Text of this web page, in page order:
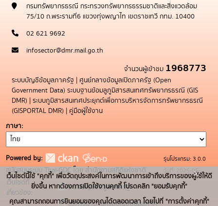
กรมทรัพยากรธรณี กระทรวงทรัพยากรธรรมชาติและสิ่งแวดล้อม
75/10 ถ.พระรามที่6 แขวงทุ่งพญาไท เขตราชเทวี กทม. 10400
02 621 9692
infosector@dmr.mail.go.th
จำนวนผู้เข้าชม 1968773
ระบบบัญชีข้อมูลภาครัฐ | ศูนย์กลางข้อมูลเปิดภาครัฐ (Open
Government Data) ระบบฐานข้อมลูภูมิสารสนเทศทรัพยากรธรณี (GIS
DMR) | ระบบภูมิสารสนเทศประยุกต์เพื่อการบริหารจัดการทรัพยากรธรณี
(GISPORTAL DMR) | คู่มือผู้ใช้งาน
ภาษา
Powered by:
สนับสนุนระบบ Thai-GDC โดย สำนักงานสถิติแห่งชาติ
เว็บไซต์ที่
เกี่ยวข้อง:
ระบบบัญชีข้อมูลภาครัฐ
บริการนามานุกรมบัญชีข้อมูลภาค
รุ่นโปรแกรม: 3.0.0
วันที่: 2025-05-
19
เว็บไซต์นี้ใช้ "คุกกี้" เพื่อวัตถุประสงค์ในการพัฒนาการเข้าถึงบริการของผู้ใช้ให้ดี
ยิ่งขึ้น หากต้องการเปิดใช้งานคุกกี้ โปรดคลิก "ยอมรับคุกกี้"
คุณสามารถถอนการยินยอมของคุณได้ตลอดเวลา โดยไปที่ "การตั้งค่าคุกกี้"
x